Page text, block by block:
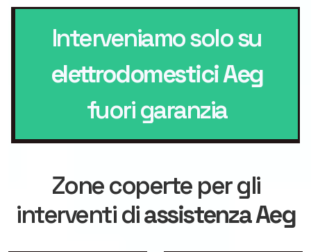
Interveniamo solo su
elettrodomestici Aeg
fuori garanzia
Zone coperte per gli
interventi diassistenza Aeg